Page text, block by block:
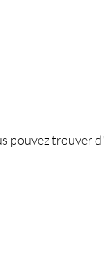
pouvez trouver